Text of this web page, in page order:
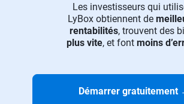
Les investisseurs qui
LyBox obtiennent de
rentabilités, trouvent des
plus vite, et font moins
Démarrer gratuitement